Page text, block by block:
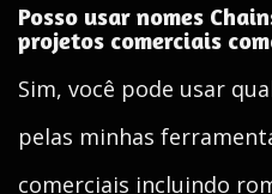
Posso usar nomes
projetos comerciais
Sim, você pode usar
pelas minhas
comerciais incluindo